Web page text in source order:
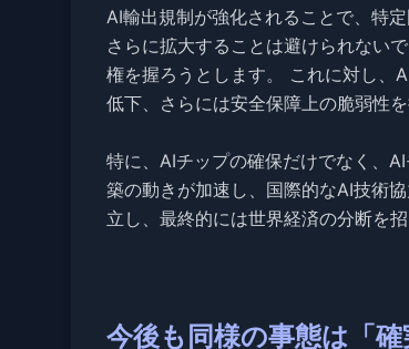
AI輸出規制が強化されることで、特
さらに拡大することは避けられない
権を握ろうとします。 これに対し、
低下、さらには安全保障上の脆弱性
特に、AIチップの確保だけでなく、
築の動きが加速し、国際的なAI技術
立し、最終的には世界経済の分断を
今後も同様の事態は「